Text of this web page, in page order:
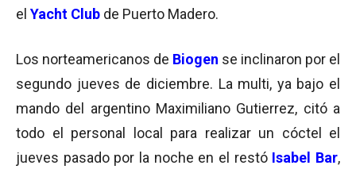
el Yacht Club de Puerto Madero.
Los norteamericanos de Biogen se inclinaron por el
segundo jueves de diciembre. La multi, ya bajo el
mando del argentino Maximiliano Gutierrez, citó a
todo el personal local para realizar un cóctel el
jueves pasado por la noche en el restó Isabel Bar,